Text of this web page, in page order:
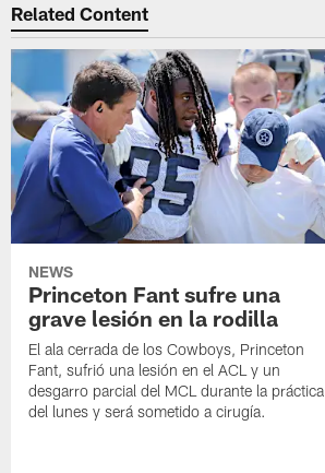
Related Content
NEWS
Princeton Fant sufre una
grave lesión en la rodilla
El ala cerrada de los Cowboys, Princeton
Fant, sufrió una lesión en el ACL y un
desgarro parcial del MCL durante la práctica
del lunes y será sometido a cirugía.